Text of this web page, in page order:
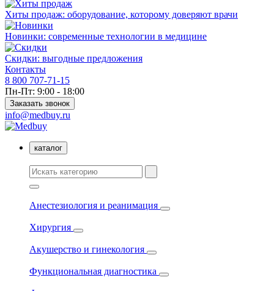
Хиты продаж: оборудование, которому доверяют врачи
Новинки: современные технологии в медицине
Скидки: выгодные предложения
Контакты
8 800 707-71-15
Пн-Пт: 9:00 - 18:00
Заказать звонок
info@medbuy.ru
каталог
Анестезиология и реанимация
Хирургия
Акушерство и гинекология
Функциональная диагностика